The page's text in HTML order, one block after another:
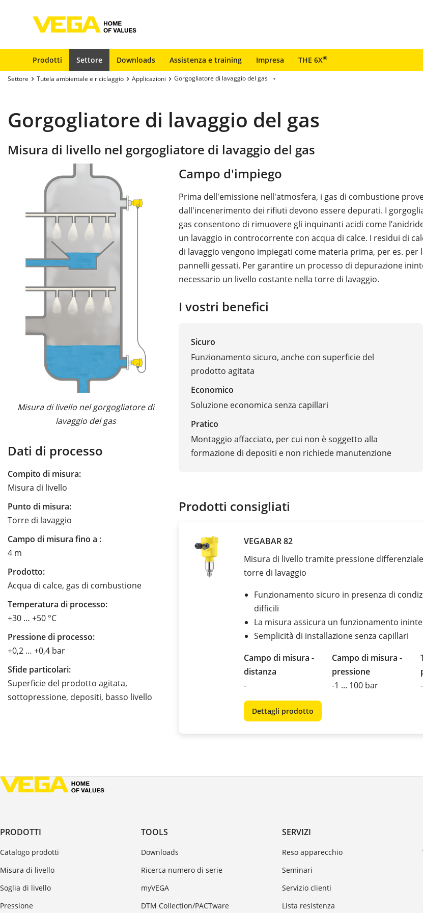
Prodotti Settore Downloads Assistenza e training Impresa THE 6X®
Settore Tutela ambientale e riciclaggio Applicazioni Gorgogliatore di lavaggio del gas
Gorgogliatore di lavaggio del gas
Misura di livello nel gorgogliatore di lavaggio del gas
Misura di livello nel gorgogliatore di
lavaggio del gas
Dati di processo
Compito di misura:
Misura di livello
Punto di misura:
Torre di lavaggio
Campo di misura fino a :
4 m
Prodotto:
Acqua di calce, gas di combustione
Temperatura di processo:
+30 … +50 °C
Pressione di processo:
+0,2 … +0,4 bar
Sfide particolari:
Superficie del prodotto agitata,
sottopressione, depositi, basso livello
Campo d'impiego
Prima dell'emissione nell'atmosfera, i gas di combustione
dall'incenerimento dei rifiuti devono essere depurati. I
gas consentono di rimuovere gli inquinanti acidi come
un lavaggio in controcorrente con acqua di calce. I residui di
di lavaggio vengono impiegati come materia prima, per es. per
pannelli gessati. Per garantire un processo di depurazione
necessario un livello costante nella torre di lavaggio.
I vostri benefici
Sicuro
Funzionamento sicuro, anche con superficie del
prodotto agitata
Economico
Soluzione economica senza capillari
Pratico
Montaggio affacciato, per cui non è soggetto alla
formazione di depositi e non richiede manutenzione
Prodotti consigliati
VEGABAR 82
Misura di livello tramite pressione
torre di lavaggio
Funzionamento sicuro in presenza di
difficili
La misura assicura un funzionamento
Semplicità di installazione senza capillari
Campo di misura -
distanza
-
Campo di misura -
pressione
-1 ... 100 bar
Dettagli prodotto
PRODOTTI
Catalogo prodotti
Misura di livello
Soglia di livello
Pressione
TOOLS
Downloads
Ricerca numero di serie
myVEGA
DTM Collection/PACTware
SERVIZI
Reso apparecchio
Seminari
Servizio clienti
Lista resistenza